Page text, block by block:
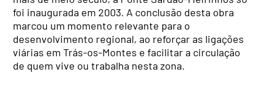
foi inaugurada em 2003. A conclusão desta obra
marcou um momento relevante para o
desenvolvimento regional, ao reforçar as ligações
viárias em Trás-os-Montes e facilitar a circulação
de quem vive ou trabalha nesta zona.